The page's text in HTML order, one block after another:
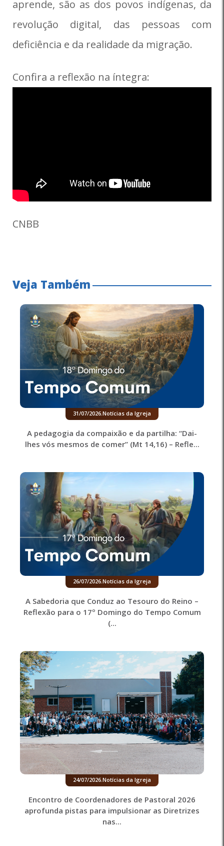
aprende, são as dos povos indígenas, da
revolução digital, das pessoas com
deficiência e da realidade da migração.
Confira a reflexão na íntegra:
CNBB
Veja Também
31/07/2026.Notícias da Igreja
A pedagogia da compaixão e da partilha: “Dai-
lhes vós mesmos de comer” (Mt 14,16) – Refle...
26/07/2026.Notícias da Igreja
A Sabedoria que Conduz ao Tesouro do Reino –
Reflexão para o 17º Domingo do Tempo Comum
(...
24/07/2026 Notícias da Igreja
Encontro de Coordenadores de Pastoral 2026
aprofunda pistas para impulsionar as Diretrizes
nas...